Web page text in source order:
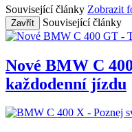
Související články Zobrazit
Zavřít Související články
Nové BMW C
každodenní jízdu